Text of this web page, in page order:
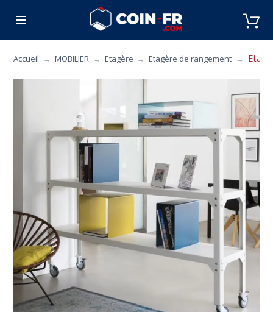
CUISINE MOBILIER
Accueil MOBILIER Etagère Etagère de rangement